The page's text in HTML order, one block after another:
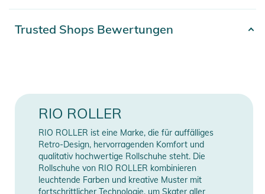
die die Skates eingepackt wurden, werden abgeschafft und
ersetzt.
- Verstärkter Figurenstil
- Vollleder-PVC-Konstruktion
- Rio Roller - gepolsterte Ferse, geformte Innensohle
- Mikroinjektionslogo an der Ferse
- Fahrgestell und LKW
- Rio Roller PP Hi-Impact-Chassis
Manufacturer
Information
Herstellerangaben
anzeigen
Trusted Shops Bewertungen
RIO ROLLER
RIO ROLLER ist eine Marke, die für auffälliges
Retro-Design, hervorragenden Komfort und
qualitativ hochwertige Rollschuhe steht. Die
Rollschuhe von RIO ROLLER kombinieren
leuchtende Farben und kreative Muster mit
fortschrittlicher Technologie, um Skater aller